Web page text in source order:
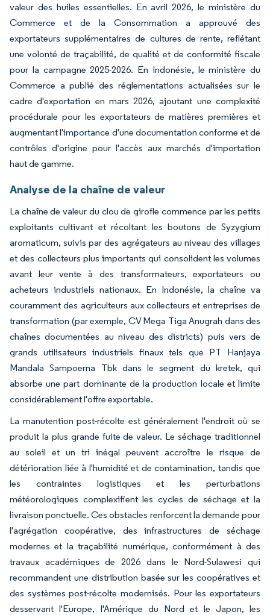
valeur des huiles essentielles. En avril 2026, le ministère du
Commerce et de la Consommation a approuvé des
exportateurs supplémentaires de cultures de rente, reflétant
une volonté de traçabilité, de qualité et de conformité fiscale
pour la campagne 2025-2026. En Indonésie, le ministère du
Commerce a publié des réglementations actualisées sur le
cadre d'exportation en mars 2026, ajoutant une complexité
procédurale pour les exportateurs de matières premières et
augmentant l'importance d'une documentation conforme et de
contrôles d'origine pour l'accès aux marchés d'importation
haut de gamme.
Analyse de la chaîne de valeur
La chaîne de valeur du clou de girofle commence par les petits
exploitants cultivant et récoltant les boutons de Syzygium
aromaticum, suivis par des agrégateurs au niveau des villages
et des collecteurs plus importants qui consolident les volumes
avant leur vente à des transformateurs, exportateurs ou
acheteurs industriels nationaux. En Indonésie, la chaîne va
couramment des agriculteurs aux collecteurs et entreprises de
transformation (par exemple, CV Mega Tiga Anugrah dans des
chaînes documentées au niveau des districts) puis vers de
grands utilisateurs industriels finaux tels que PT Hanjaya
Mandala Sampoerna Tbk dans le segment du kretek, qui
absorbe une part dominante de la production locale et limite
considérablement l'offre exportable.
La manutention post-récolte est généralement l'endroit où se
produit la plus grande fuite de valeur. Le séchage traditionnel
au soleil et un tri inégal peuvent accroître le risque de
détérioration liée à l'humidité et de contamination, tandis que
les contraintes logistiques et les perturbations
météorologiques complexifient les cycles de séchage et la
livraison ponctuelle. Ces obstacles renforcent la demande pour
l'agrégation coopérative, des infrastructures de séchage
modernes et la traçabilité numérique, conformément à des
travaux académiques de 2026 dans le Nord-Sulawesi qui
recommandent une distribution basée sur les coopératives et
des systèmes post-récolte modernisés. Pour les exportateurs
desservant l'Europe, l'Amérique du Nord et le Japon, les